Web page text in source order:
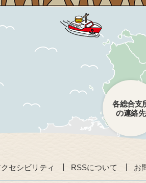
各総合支
の連絡先
セシビリティ RSSについて お